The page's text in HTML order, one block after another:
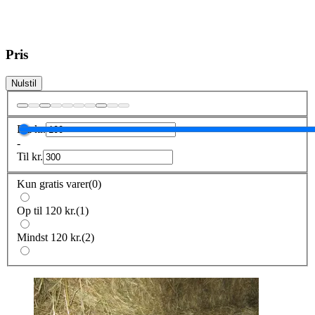
Pris
Nulstil
Frakr.
-
Til kr.
Kun gratis varer(0)
Op til 120 kr.(1)
Mindst 120 kr.(2)